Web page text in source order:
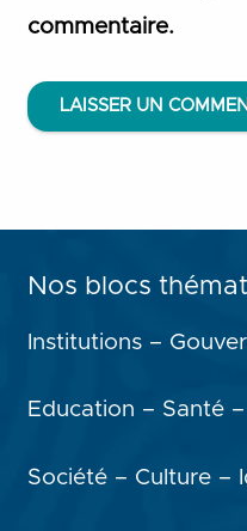
commentaire.
LAISSER UN
Nos blocs
Institutions –
Education – Santé
Société – Culture –